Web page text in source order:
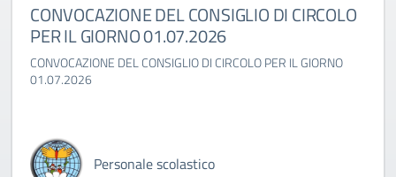
CONVOCAZIONE DEL CONSIGLIO DI CIRCOLO
PER IL GIORNO 01.07.2026
CONVOCAZIONE DEL CONSIGLIO DI CIRCOLO PER IL GIORNO
01.07.2026
Personale scolastico